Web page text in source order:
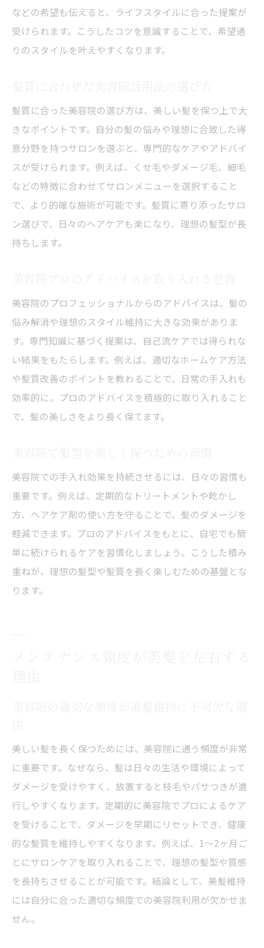
などの希望も伝えると、ライフスタイルに合った提案が
受けられます。こうしたコツを意識することで、希望通
りのスタイルを叶えやすくなります。
髪質に合った美容院の選び方は、美しい髪を保つ上で大
きなポイントです。自分の髪の悩みや理想に合致した得
意分野を持つサロンを選ぶと、専門的なケアやアドバイ
スが受けられます。例えば、くせ毛やダメージ毛、細毛
などの特徴に合わせてサロンメニューを選択すること
で、より的確な施術が可能です。髪質に寄り添ったサロ
ン選びで、日々のヘアケアも楽になり、理想の髪型が長
持ちします。
美容院のプロフェッショナルからのアドバイスは、髪の
悩み解消や理想のスタイル維持に大きな効果がありま
す。専門知識に基づく提案は、自己流ケアでは得られな
い結果をもたらします。例えば、適切なホームケア方法
や髪質改善のポイントを教わることで、日常の手入れも
効率的に。プロのアドバイスを積極的に取り入れること
で、髪の美しさをより長く保てます。
美容院での手入れ効果を持続させるには、日々の習慣も
重要です。例えば、定期的なトリートメントや乾かし
方、ヘアケア剤の使い方を守ることで、髪のダメージを
軽減できます。プロのアドバイスをもとに、自宅でも簡
単に続けられるケアを習慣化しましょう。こうした積み
重ねが、理想の髪型や髪質を長く楽しむための基盤とな
ります。
美しい髪を長く保つためには、美容院に通う頻度が非常
に重要です。なぜなら、髪は日々の生活や環境によって
ダメージを受けやすく、放置すると枝毛やパサつきが進
行しやすくなります。定期的に美容院でプロによるケア
を受けることで、ダメージを早期にリセットでき、健康
的な髪質を維持しやすくなります。例えば、1〜2ヶ月ご
とにサロンケアを取り入れることで、理想の髪型や質感
を長持ちさせることが可能です。結論として、美髪維持
には自分に合った適切な頻度での美容院利用が欠かせま
せん。